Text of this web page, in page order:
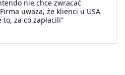
nie chce zwracać
uważa, że klienci u USA
za co zapłacili”